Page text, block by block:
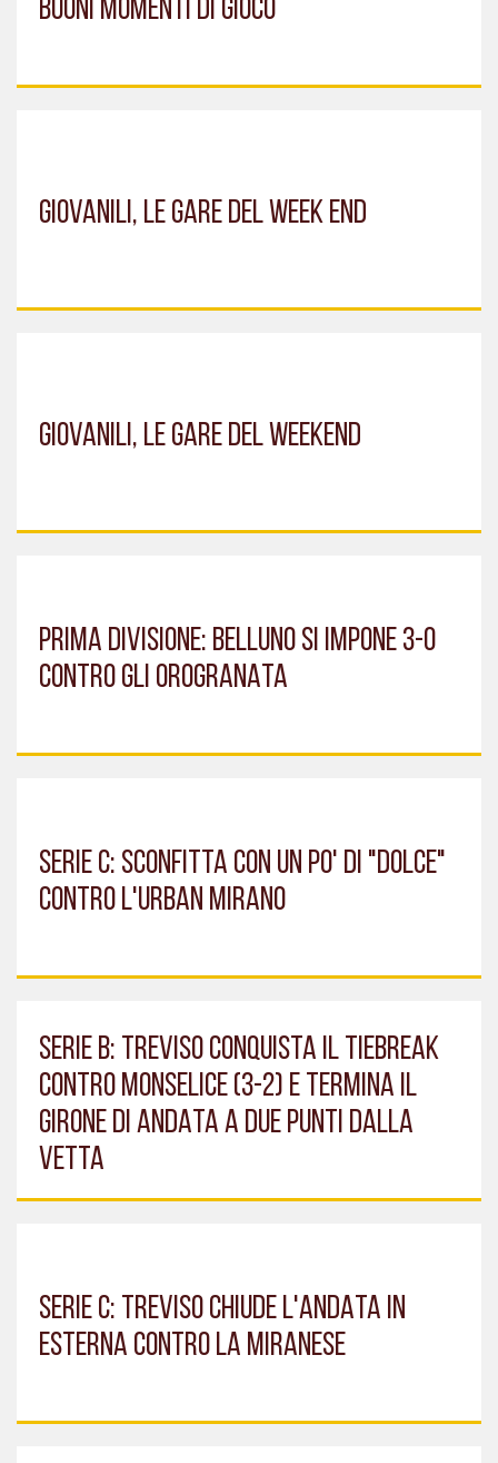
BUONI MOMENTI DI GIOCO
GIOVANILI, LE GARE DEL WEEK END
GIOVANILI, LE GARE DEL WEEKEND
PRIMA DIVISIONE: BELLUNO SI IMPONE 3-0
CONTRO GLI OROGRANATA
SERIE C: SCONFITTA CON UN PO' DI "DOLCE"
CONTRO L'URBAN MIRANO
SERIE B: TREVISO CONQUISTA IL TIEBREAK
CONTRO MONSELICE (3-2) E TERMINA IL
GIRONE DI ANDATA A DUE PUNTI DALLA
VETTA
SERIE C: TREVISO CHIUDE L'ANDATA IN
ESTERNA CONTRO LA MIRANESE